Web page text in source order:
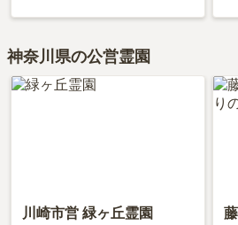
神奈川県の公営霊園
川崎市営 緑ヶ丘霊園